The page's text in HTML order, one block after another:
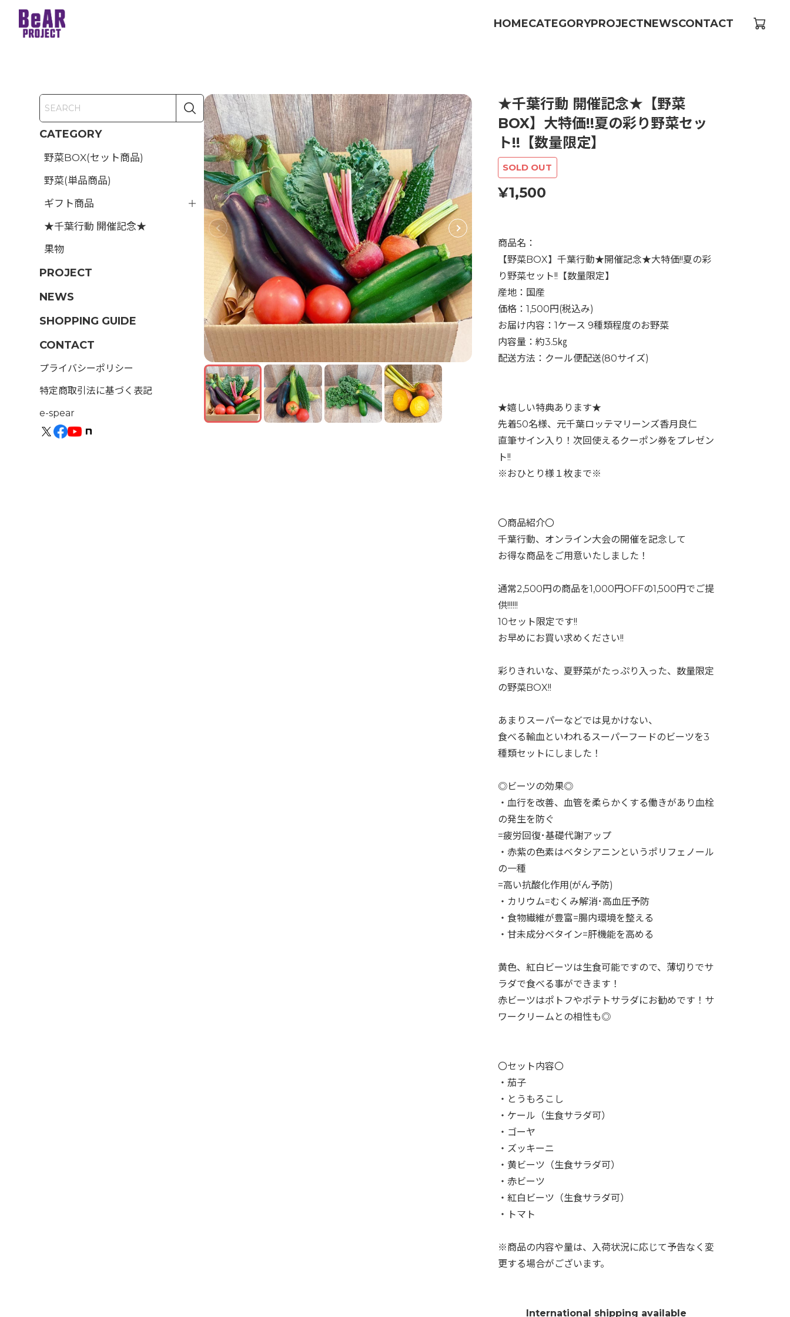
HOMECATEGORYPROJECTNEWSCONTACT
CATEGORY
野菜BOX(セット商品)
野菜(単品商品)
ギフト商品
★千葉行動 開催記念★
果物
PROJECT
NEWS
SHOPPING GUIDE
CONTACT
プライバシーポリシー
特定商取引法に基づく表記
e-spear
★千葉行動 開催記念★【野菜
BOX】大特価!!夏の彩り野菜セッ
ト!!【数量限定】
¥1,500
SOLD OUT
商品名：
【野菜BOX】千葉行動★開催記念★大特価!!夏の彩
り野菜セット!!【数量限定】
産地：国産
価格：1,500円(税込み)
お届け内容：1ケース 9種類程度のお野菜
内容量：約3.5㎏
配送方法：クール便配送(80サイズ)
★嬉しい特典あります★
先着50名様、元千葉ロッテマリーンズ香月良仁
直筆サイン入り！次回使えるクーポン券をプレゼン
ト!!
※おひとり様１枚まで※
〇商品紹介〇
千葉行動、オンライン大会の開催を記念して
お得な商品をご用意いたしました！
通常2,500円の商品を1,000円OFFの1,500円でご提
供!!!!!!
10セット限定です!!
お早めにお買い求めください!!
彩りきれいな、夏野菜がたっぷり入った、数量限定
の野菜BOX!!
あまりスーパーなどでは見かけない、
食べる輸血といわれるスーパーフードのビーツを3
種類セットにしました！
◎ビーツの効果◎
・血行を改善、血管を柔らかくする働きがあり血栓
の発生を防ぐ
=疲労回復･基礎代謝アップ
・赤紫の色素はベタシアニンというポリフェノール
の一種
=高い抗酸化作用(がん予防)
・カリウム=むくみ解消･高血圧予防
・食物繊維が豊富=腸内環境を整える
・甘未成分ベタイン=肝機能を高める
黄色、紅白ビーツは生食可能ですので、薄切りでサ
ラダで食べる事ができます！
赤ビーツはポトフやポテトサラダにお勧めです！サ
ワークリームとの相性も◎
〇セット内容〇
・茄子
・とうもろこし
・ケール（生食サラダ可）
・ゴーヤ
・ズッキーニ
・黄ビーツ（生食サラダ可）
・赤ビーツ
・紅白ビーツ（生食サラダ可）
・トマト
※商品の内容や量は、入荷状況に応じて予告なく変
更する場合がございます。
International shipping available